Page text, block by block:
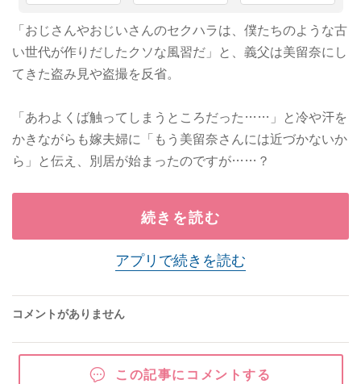
「おじさんやおじいさんのセクハラは、僕たちのような古
い世代が作りだしたクソな風習だ」と、義父は美留奈にし
てきた盗み見や盗撮を反省。
「あわよくば触ってしまうところだった……」と冷や汗を
かきながらも嫁夫婦に「もう美留奈さんには近づかないか
ら」と伝え、別居が始まったのですが……？
続きを読む
アプリで続きを読む
コメントがありません
この記事にコメントする